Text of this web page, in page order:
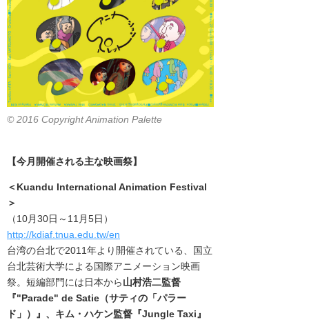
© 2016 Copyright Animation Palette
【今月開催される主な映画祭】
＜ Kuandu International Animation Festival
＞
（10月30日～11月5日）
http://kdiaf.tnua.edu.tw/en
台湾の台北で2011年より開催されている、
国立
台北芸術大学による国際アニメーション映画
祭。短編部門には日本から山村浩二監督
『"Parade" de Satie（サティの「パラー
ド」）』、 キム・ハケン監督『Jungle Taxi』